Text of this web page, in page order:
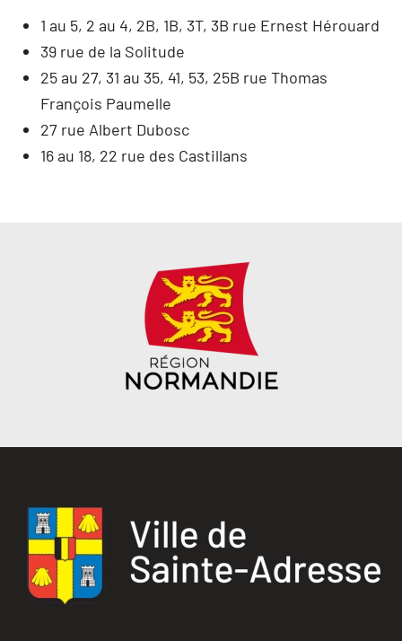
1 au 5, 2 au 4, 2B, 1B, 3T, 3B rue Ernest Hérouard
39 rue de la Solitude
25 au 27, 31 au 35, 41, 53, 25B rue Thomas
François Paumelle
27 rue Albert Dubosc
16 au 18, 22 rue des Castillans